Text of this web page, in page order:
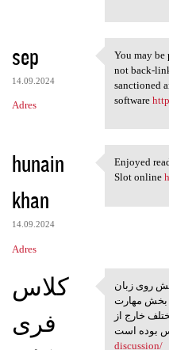
sep
14.09.2024
Adres
You may
You may
not back-
sanctioned
software
hunain
khan
14.09.2024
Adres
Enjoyed
Enjoyed
Slot online
کلاس
فری
که از
روی زبان
بخش مهارت
خارج از
discussion/